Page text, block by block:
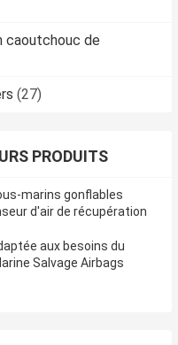
caoutchouc de
(27)
PRODUITS
marins gonflables
d'air de récupération
aux besoins du
Salvage Airbags